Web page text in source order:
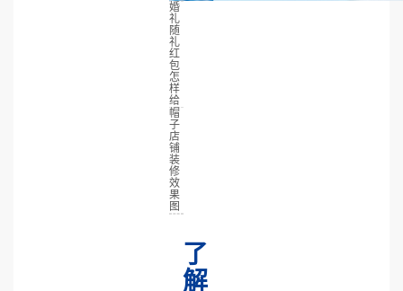
婚
礼
随
礼
红
包
怎
样
给
帽
子
店
铺
装
修
效
果
图
了
解